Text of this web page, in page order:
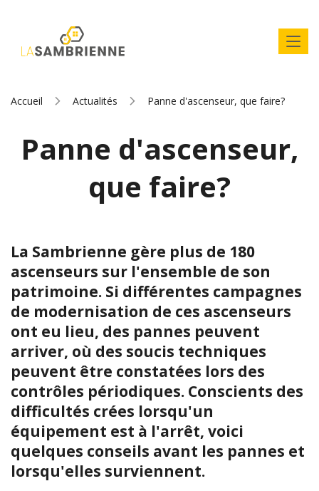
Accueil Actualités Panne d'ascenseur, que faire?
Panne d'ascenseur,
que faire?
La Sambrienne gère plus de 180
ascenseurs sur l'ensemble de son
patrimoine. Si différentes campagnes
de modernisation de ces ascenseurs
ont eu lieu, des pannes peuvent
arriver, où des soucis techniques
peuvent être constatées lors des
contrôles périodiques. Conscients des
difficultés crées lorsqu'un
équipement est à l'arrêt, voici
quelques conseils avant les pannes et
lorsqu'elles surviennent.